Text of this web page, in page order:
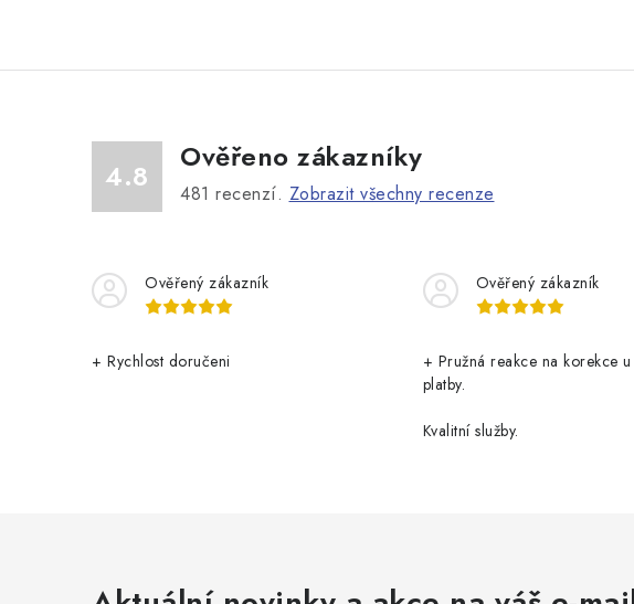
4.8
Ověřeno zákazníky
481 recenzí. Zobrazit všechny recenze
Ověřený zákazník
+ Rychlost doručeni
Ověřený zákazník
+ Pružná reakce na korekce u
platby.
Kvalitní služby.